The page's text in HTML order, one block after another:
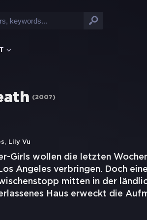
(2007)
, Lily Vu
Girls wollen die letzten
Angeles verbringen. Doch
mitten in der
Haus erweckt die